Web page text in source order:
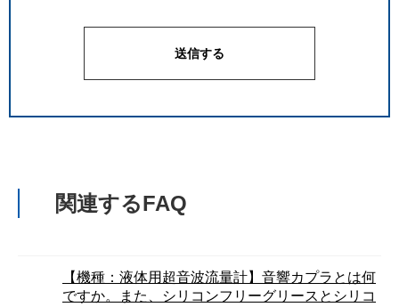
関連するFAQ
【機種：液体用超音波流量計】音響カプラとは何
ですか。また、シリコンフリーグリースとシリコ